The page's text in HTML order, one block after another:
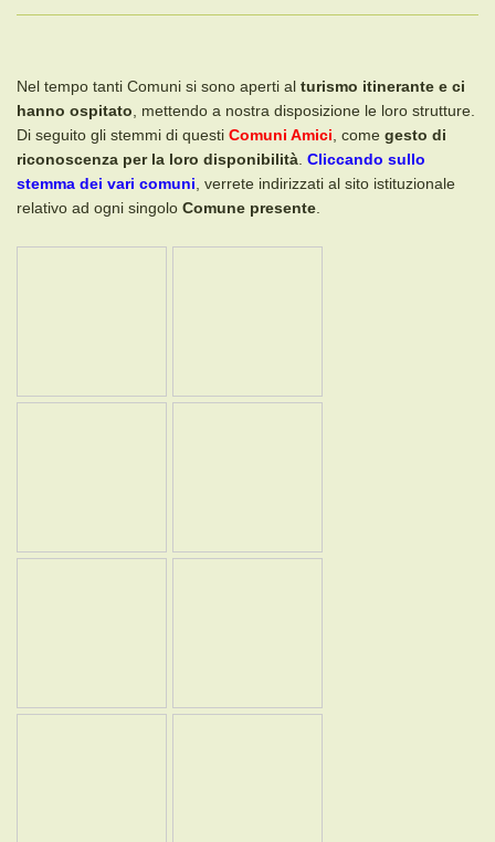
Nel tempo tanti Comuni si sono aperti al turismo itinerante e ci
hanno ospitato, mettendo a nostra disposizione le loro strutture.
Di seguito gli stemmi di questi Comuni Amici, come gesto di
riconoscenza per la loro disponibilità. Cliccando sullo
stemma dei vari comuni, verrete indirizzati al sito istituzionale
relativo ad ogni singolo Comune presente.